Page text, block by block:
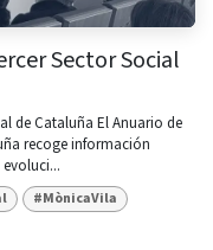
Sector Social
de Cataluña El Anuario de
recoge información
#MònicaVila